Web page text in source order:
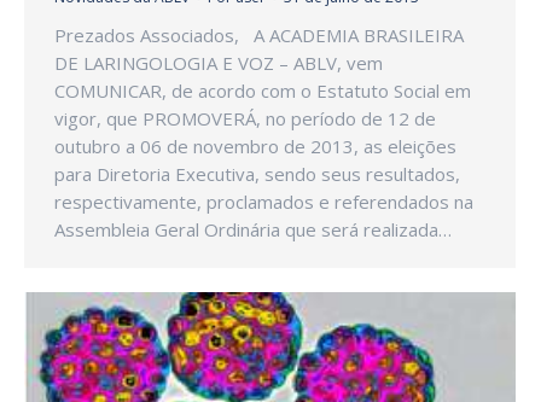
Prezados Associados, A ACADEMIA BRASILEIRA
DE LARINGOLOGIA E VOZ – ABLV, vem
COMUNICAR, de acordo com o Estatuto Social em
vigor, que PROMOVERÁ, no período de 12 de
outubro a 06 de novembro de 2013, as eleições
para Diretoria Executiva, sendo seus resultados,
respectivamente, proclamados e referendados na
Assembleia Geral Ordinária que será realizada…